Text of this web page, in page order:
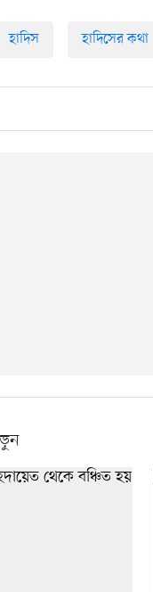
হাদিস হাদিসের কথা